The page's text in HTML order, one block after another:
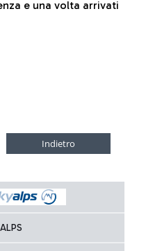
e una volta arrivati